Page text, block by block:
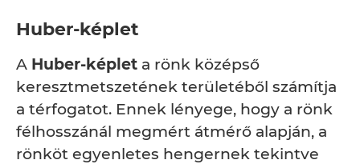
Huber-képlet
A Huber-képlet a rönk középső
keresztmetszetének területéből számítja
a térfogatot. Ennek lényege, hogy a rönk
félhosszánál megmért átmérő alapján, a
rönköt egyenletes hengernek tekintve